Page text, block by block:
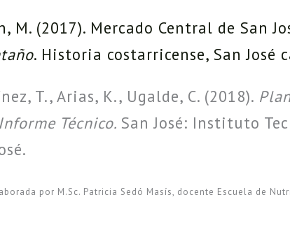
M. (2017). Mercado Central de San
. Historia costarricense, San José
T., Arias, K., Ugalde, C. (2018).
Técnico. San José: Instituto
por M.Sc. Patricia Sedó Masís, docente Escuela de